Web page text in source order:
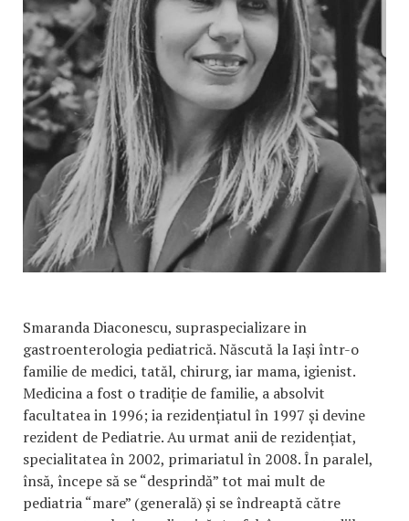
Smaranda Diaconescu, supraspecializare in
gastroenterologia pediatrică. Născută la Iași într-o
familie de medici, tatăl, chirurg, iar mama, igienist.
Medicina a fost o tradiție de familie, a absolvit
facultatea in 1996; ia rezidențiatul în 1997 și devine
rezident de Pediatrie. Au urmat anii de rezidențiat,
specialitatea în 2002, primariatul în 2008. În paralel,
însă, începe să se “desprindă” tot mai mult de
pediatria “mare” (generală) și se îndreaptă către